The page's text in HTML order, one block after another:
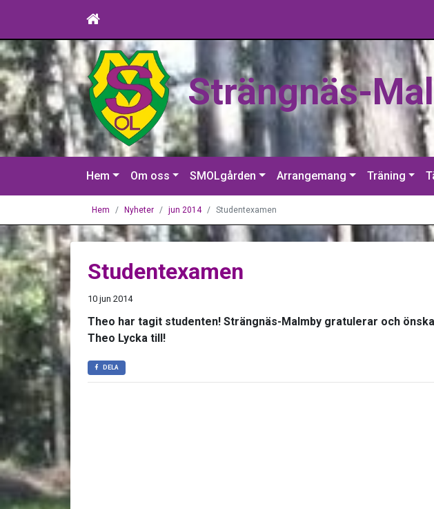
Strängnäs-
Hem Om oss SMOLgården Arrangemang Träning
Hem Nyheter jun 2014 Studentexamen
Studentexamen
10 jun 2014
Theo har tagit studenten! Strängnäs-Malmby gratulerar och
Theo Lycka till!
DELA